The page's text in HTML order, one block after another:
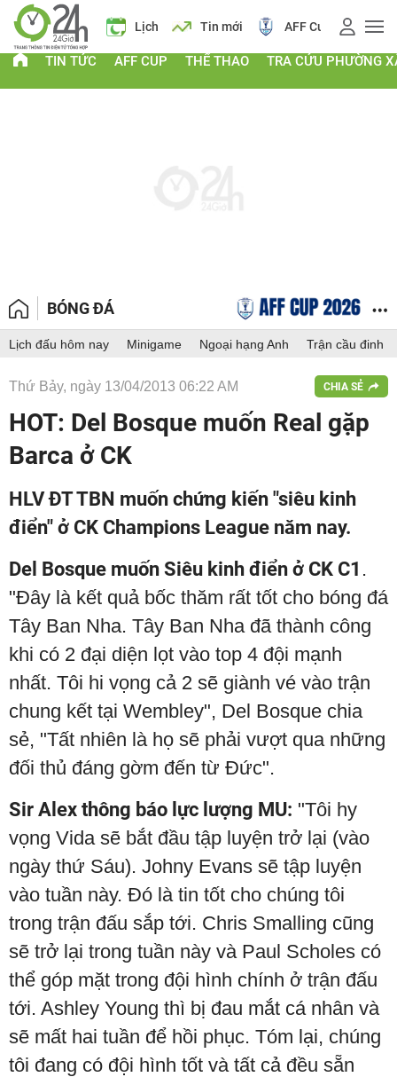
Giá vàng Lịch Tin mới AFF Cup Điểm
TIN TỨC AFF CUP THỂ THAO TRA CỨU PHƯỜNG
BÓNG ĐÁ
Lịch đấu hôm nay Minigame Ngoại hạng Anh Trận cầu đinh
Thứ Bảy, ngày 13/04/2013 06:22 AM CHIA SẺ
HOT: Del Bosque muốn Real gặp
Barca ở CK
HLV ĐT TBN muốn chứng kiến "siêu kinh
điển" ở CK Champions League năm nay.
Del Bosque muốn Siêu kinh điển ở CK C1 .
"Đây là kết quả bốc thăm rất tốt cho bóng đá
Tây Ban Nha. Tây Ban Nha đã thành công
khi có 2 đại diện lọt vào top 4 đội mạnh
nhất. Tôi hi vọng cả 2 sẽ giành vé vào trận
chung kết tại Wembley", Del Bosque chia
sẻ, "Tất nhiên là họ sẽ phải vượt qua những
đối thủ đáng gờm đến từ Đức".
Sir Alex thông báo lực lượng MU: "Tôi hy
vọng Vida sẽ bắt đầu tập luyện trở lại (vào
ngày thứ Sáu). Johny Evans sẽ tập luyện
vào tuần này. Đó là tin tốt cho chúng tôi
trong trận đấu sắp tới. Chris Smalling cũng
sẽ trở lại trong tuần này và Paul Scholes có
thể góp mặt trong đội hình chính ở trận đấu
tới. Ashley Young thì bị đau mắt cá nhân và
sẽ mất hai tuần để hồi phục. Tóm lại, chúng
tôi đang có đội hình tốt và tất cả đều sẵn